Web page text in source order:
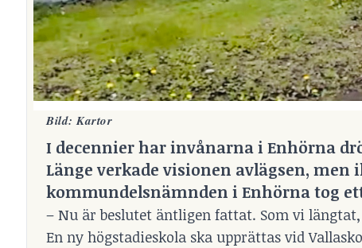
Bild: Kartor
I decennier har invånarna i Enhörna
Länge verkade visionen avlägsen,
kommundelsnämnden i Enhörna tog
– Nu är beslutet äntligen fattat. Som vi
En ny högstadieskola ska upprättas vid